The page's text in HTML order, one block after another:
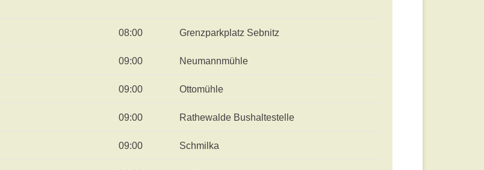
08:00 Grenzparkplatz Sebnitz
09:00 Neumannmühle
09:00 Ottomühle
09:00 Rathewalde Bushaltestelle
09:00 Schmilka